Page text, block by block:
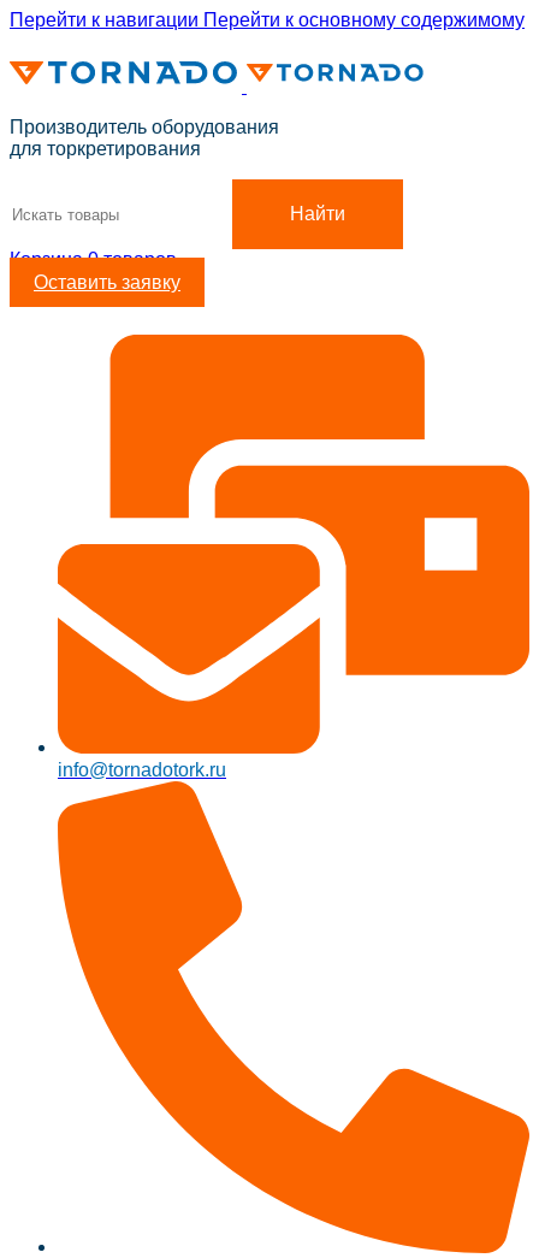
Перейти к навигации Перейти к основному содержимому
Производитель оборудования
для торкретирования
Найти
Корзина0товаров
Оставить заявку
info@tornadotork.ru